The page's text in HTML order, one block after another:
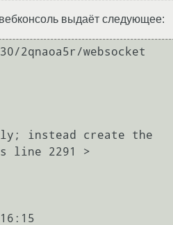
вебконсоль выдаёт следующее:
2qnaoa5r/websocket
instead create the
line 2291 >